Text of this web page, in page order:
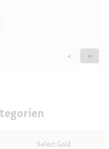
Zurück
Questions
◄
Weiter
►
Select Gold